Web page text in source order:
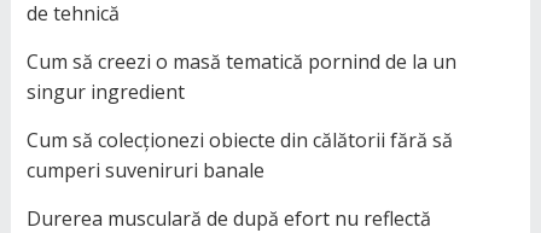
de tehnică
Cum să creezi o masă tematică pornind de la un
singur ingredient
Cum să colecționezi obiecte din călătorii fără să
cumperi suveniruri banale
Durerea musculară de după efort nu reflectă